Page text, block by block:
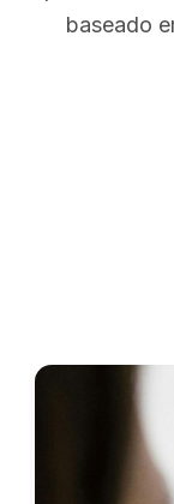
baseado